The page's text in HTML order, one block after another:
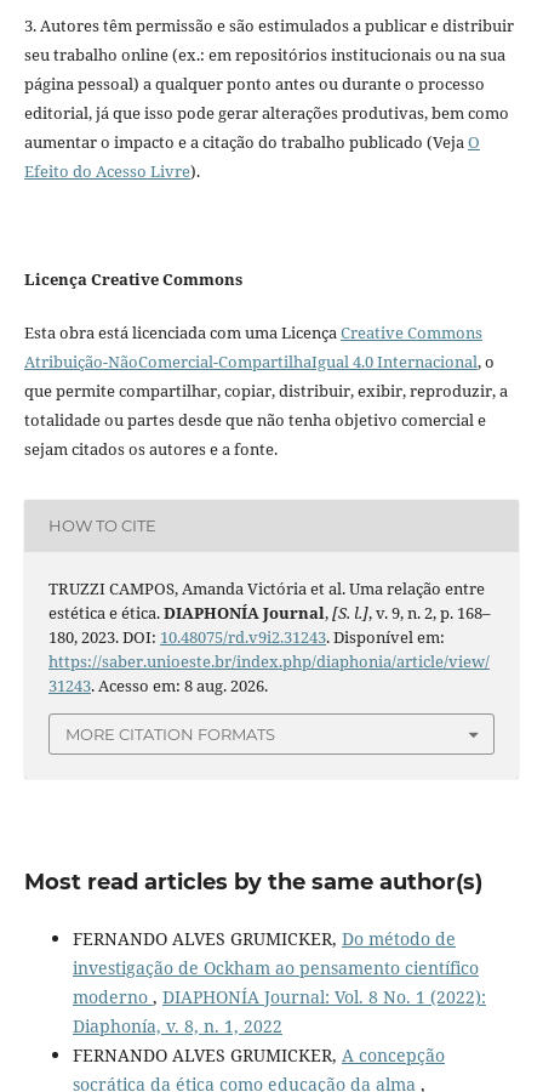
3. Autores têm permissão e são estimulados a publicar e distribuir
seu trabalho online (ex.: em repositórios institucionais ou na sua
página pessoal) a qualquer ponto antes ou durante o processo
editorial, já que isso pode gerar alterações produtivas, bem como
aumentar o impacto e a citação do trabalho publicado (VejaO
Efeito do Acesso Livre).
Licença Creative Commons
Esta obra está licenciada com uma Licença Creative Commons
Atribuição-NãoComercial-CompartilhaIgual 4.0 Internacional, o
que permite compartilhar, copiar, distribuir, exibir, reproduzir, a
totalidade ou partes desde que não tenha objetivo comercial e
sejam citados os autores e a fonte.
HOW TO CITE
TRUZZI CAMPOS, Amanda Victória et al. Uma relação entre
estética e ética.DIAPHONÍA Journal,[S. l.], v. 9, n. 2, p. 168–
180, 2023. DOI: 10.48075/rd.v9i2.31243. Disponível em:
https://saber.unioeste.br/index.php/diaphonia/article/view/
31243. Acesso em: 8 aug. 2026.
MORE CITATION FORMATS
Most read articles by the same author(s)
FERNANDO ALVES GRUMICKER, Do método de
investigação de Ockham ao pensamento científico
moderno , DIAPHONÍA Journal: Vol. 8 No. 1 (2022):
Diaphonía, v. 8, n. 1, 2022
FERNANDO ALVES GRUMICKER, A concepção
socrática da ética como educação da alma ,